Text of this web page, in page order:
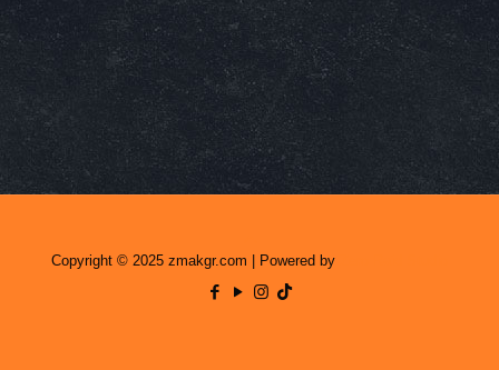
Copyright © 2025 zmakgr.com | Powered by